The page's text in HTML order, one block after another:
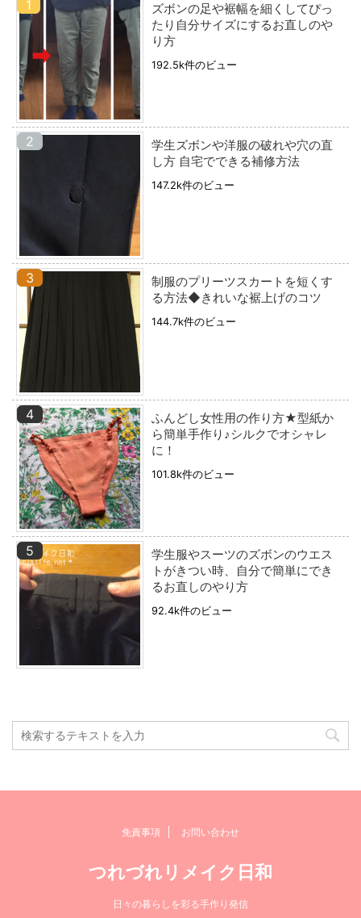
ズボンの足や裾幅を細くしてぴっ
たり自分サイズにするお直しのや
り方
192.5k件のビュー
学生ズボンや洋服の破れや穴の直
し方 自宅でできる補修方法
147.2k件のビュー
制服のプリーツスカートを短くす
る方法◆きれいな裾上げのコツ
144.7k件のビュー
ふんどし女性用の作り方★型紙か
ら簡単手作り♪シルクでオシャレ
に！
101.8k件のビュー
学生服やスーツのズボンのウエス
トがきつい時、自分で簡単にでき
るお直しのやり方
92.4k件のビュー
免責事項 お問い合わせ
つれづれリメイク日和
日々の暮らしを彩る手作り発信